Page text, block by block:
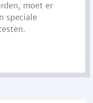
moet er
speciale